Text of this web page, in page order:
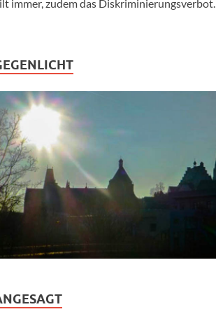
immer, zudem das Diskriminierungsverbot.